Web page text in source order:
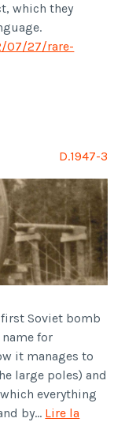
which they
07/27/rare-
D.1947-3
Soviet bomb
for
it manages to
large poles) and
everything
by… Lire la